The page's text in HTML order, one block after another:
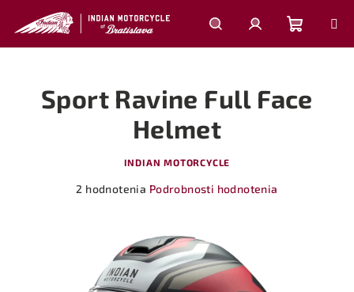
obsah
HľadaťPrihlásenie
košík
Sport Ravine Full Face
Helmet
INDIAN MOTORCYCLE
Priemerné
2 hodnotenia Podrobnosti hodnotenia